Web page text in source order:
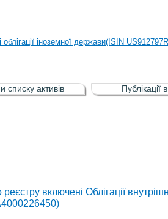
ринку (РФР) включена
іноземної держави(ISIN
внутрішніх державних позик
ринку (РФР) включена
списку активів Публікації
включені Облігації